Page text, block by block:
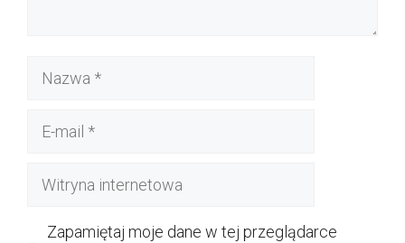
Nazwa
Witryna
Zapamiętaj moje dane w tej przeglądarce